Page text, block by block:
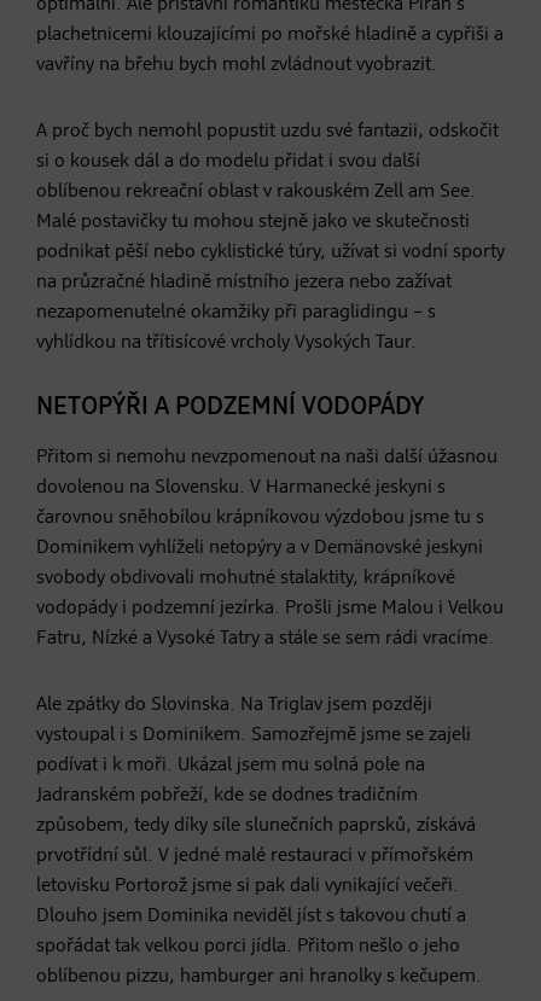
optimální. Ale přístavní romantiku městečka Piran s
plachetnicemi klouzajícími po mořské hladině a cypřiši a
vavříny na břehu bych mohl zvládnout vyobrazit.
A proč bych nemohl popustit uzdu své fantazii, odskočit
si o kousek dál a do modelu přidat i svou další
oblíbenou rekreační oblast v rakouském Zell am See.
Malé postavičky tu mohou stejně jako ve skutečnosti
podnikat pěší nebo cyklistické túry, užívat si vodní sporty
na průzračné hladině místního jezera nebo zažívat
nezapomenutelné okamžiky při paraglidingu – s
vyhlídkou na třítisícové vrcholy Vysokých Taur.
NETOPÝŘI A PODZEMNÍ VODOPÁDY
Přitom si nemohu nevzpomenout na naši další úžasnou
dovolenou na Slovensku. V Harmanecké jeskyni s
čarovnou sněhobílou krápníkovou výzdobou jsme tu s
Dominikem vyhlíželi netopýry a v Demänovské jeskyni
svobody obdivovali mohutné stalaktity, krápníkové
vodopády i podzemní jezírka. Prošli jsme Malou i Velkou
Fatru, Nízké a Vysoké Tatry a stále se sem rádi vracíme.
Ale zpátky do Slovinska. Na Triglav jsem později
vystoupal i s Dominikem. Samozřejmě jsme se zajeli
podívat i k moři. Ukázal jsem mu solná pole na
Jadranském pobřeží, kde se dodnes tradičním
způsobem, tedy díky síle slunečních paprsků, získává
prvotřídní sůl. V jedné malé restauraci v přímořském
letovisku Portorož jsme si pak dali vynikající večeři.
Dlouho jsem Dominika neviděl jíst s takovou chutí a
spořádat tak velkou porci jídla. Přitom nešlo o jeho
oblíbenou pizzu, hamburger ani hranolky s kečupem.